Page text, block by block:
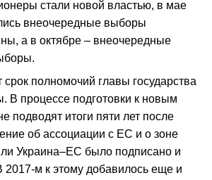
стали новой властью, в мае
внеочередные выборы
а в октябре – внеочередные
срок полномочий главы государства
В процессе подготовки к новым
подводят итоги пяти лет после
об ассоциации с ЕС и о зоне
Украина–ЕС было подписано и
2017-м к этому добавилось еще и